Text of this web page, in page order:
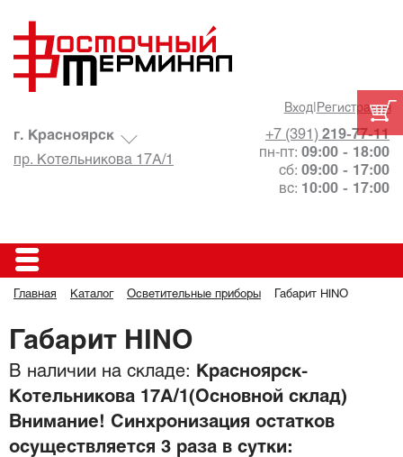
Вход| Регистрация
+7 (391) 219-77-11
пн-пт: 09:00 - 18:00
сб: 09:00 - 17:00
вс: 10:00 - 17:00
г. Красноярск
пр. Котельникова 17А/1
Главная Каталог Осветительные приборы Габарит HINO
Габарит HINO
В наличии на складе:
Красноярск-
Котельникова 17А/1(Основной склад)
Внимание! Синхронизация остатков
осуществляется 3 раза в сутки: